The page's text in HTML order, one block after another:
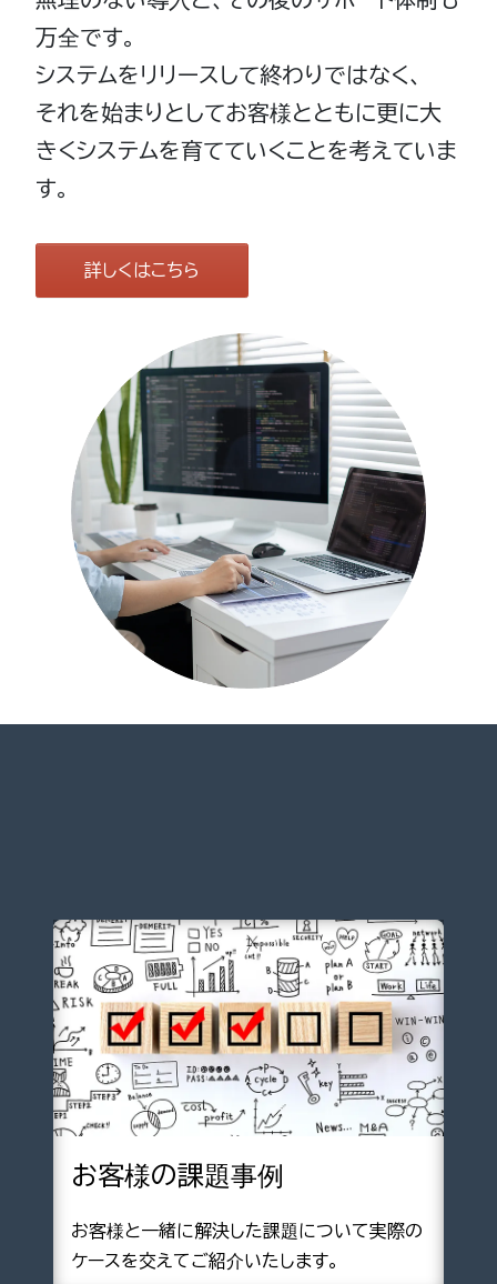
万全です。
システムをリリースして終わりではなく、
それを始まりとしてお客様とともに更に大
きくシステムを育てていくことを考えていま
す。
詳しくはこちら
お客様の課題事例
お客様と一緒に解決した課題について実際の
ケースを交えてご紹介いたします。